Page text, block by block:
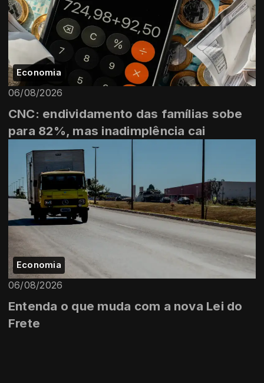
Economia
06/08/2026
CNC: endividamento das famílias sobe
para 82%, mas inadimplência cai
Economia
06/08/2026
Entenda o que muda com a nova Lei do
Frete